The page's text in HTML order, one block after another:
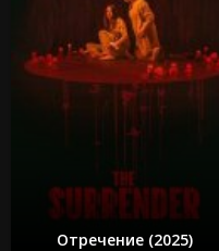
Отречение (2025)